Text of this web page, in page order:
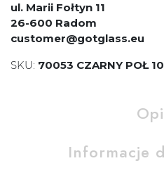
ul. Marii Fołtyn 11
26-600 Radom
customer@gotglass.eu
SKU: 70053 CZARNY POŁ
Informacje